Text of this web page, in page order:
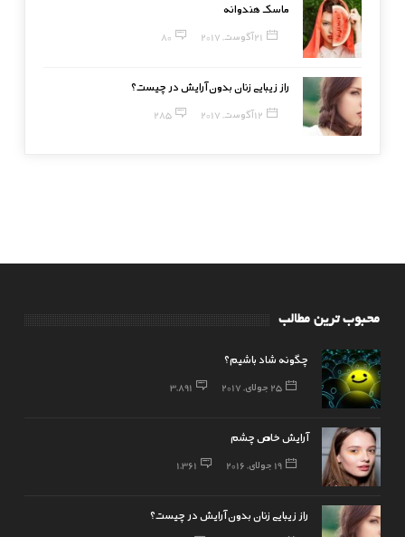
ماسک هندوانه
21 آگوست, 2017 80
راز زیبایی زنان بدون آرایش در چیست؟
12 آگوست, 2017 285
محبوب ترین مطالب
چگونه شاد باشیم؟
25 جولای, 2017 3,891
آرایش خاص چشم
19 جولای, 2016 1,361
راز زیبایی زنان بدون آرایش در چیست؟